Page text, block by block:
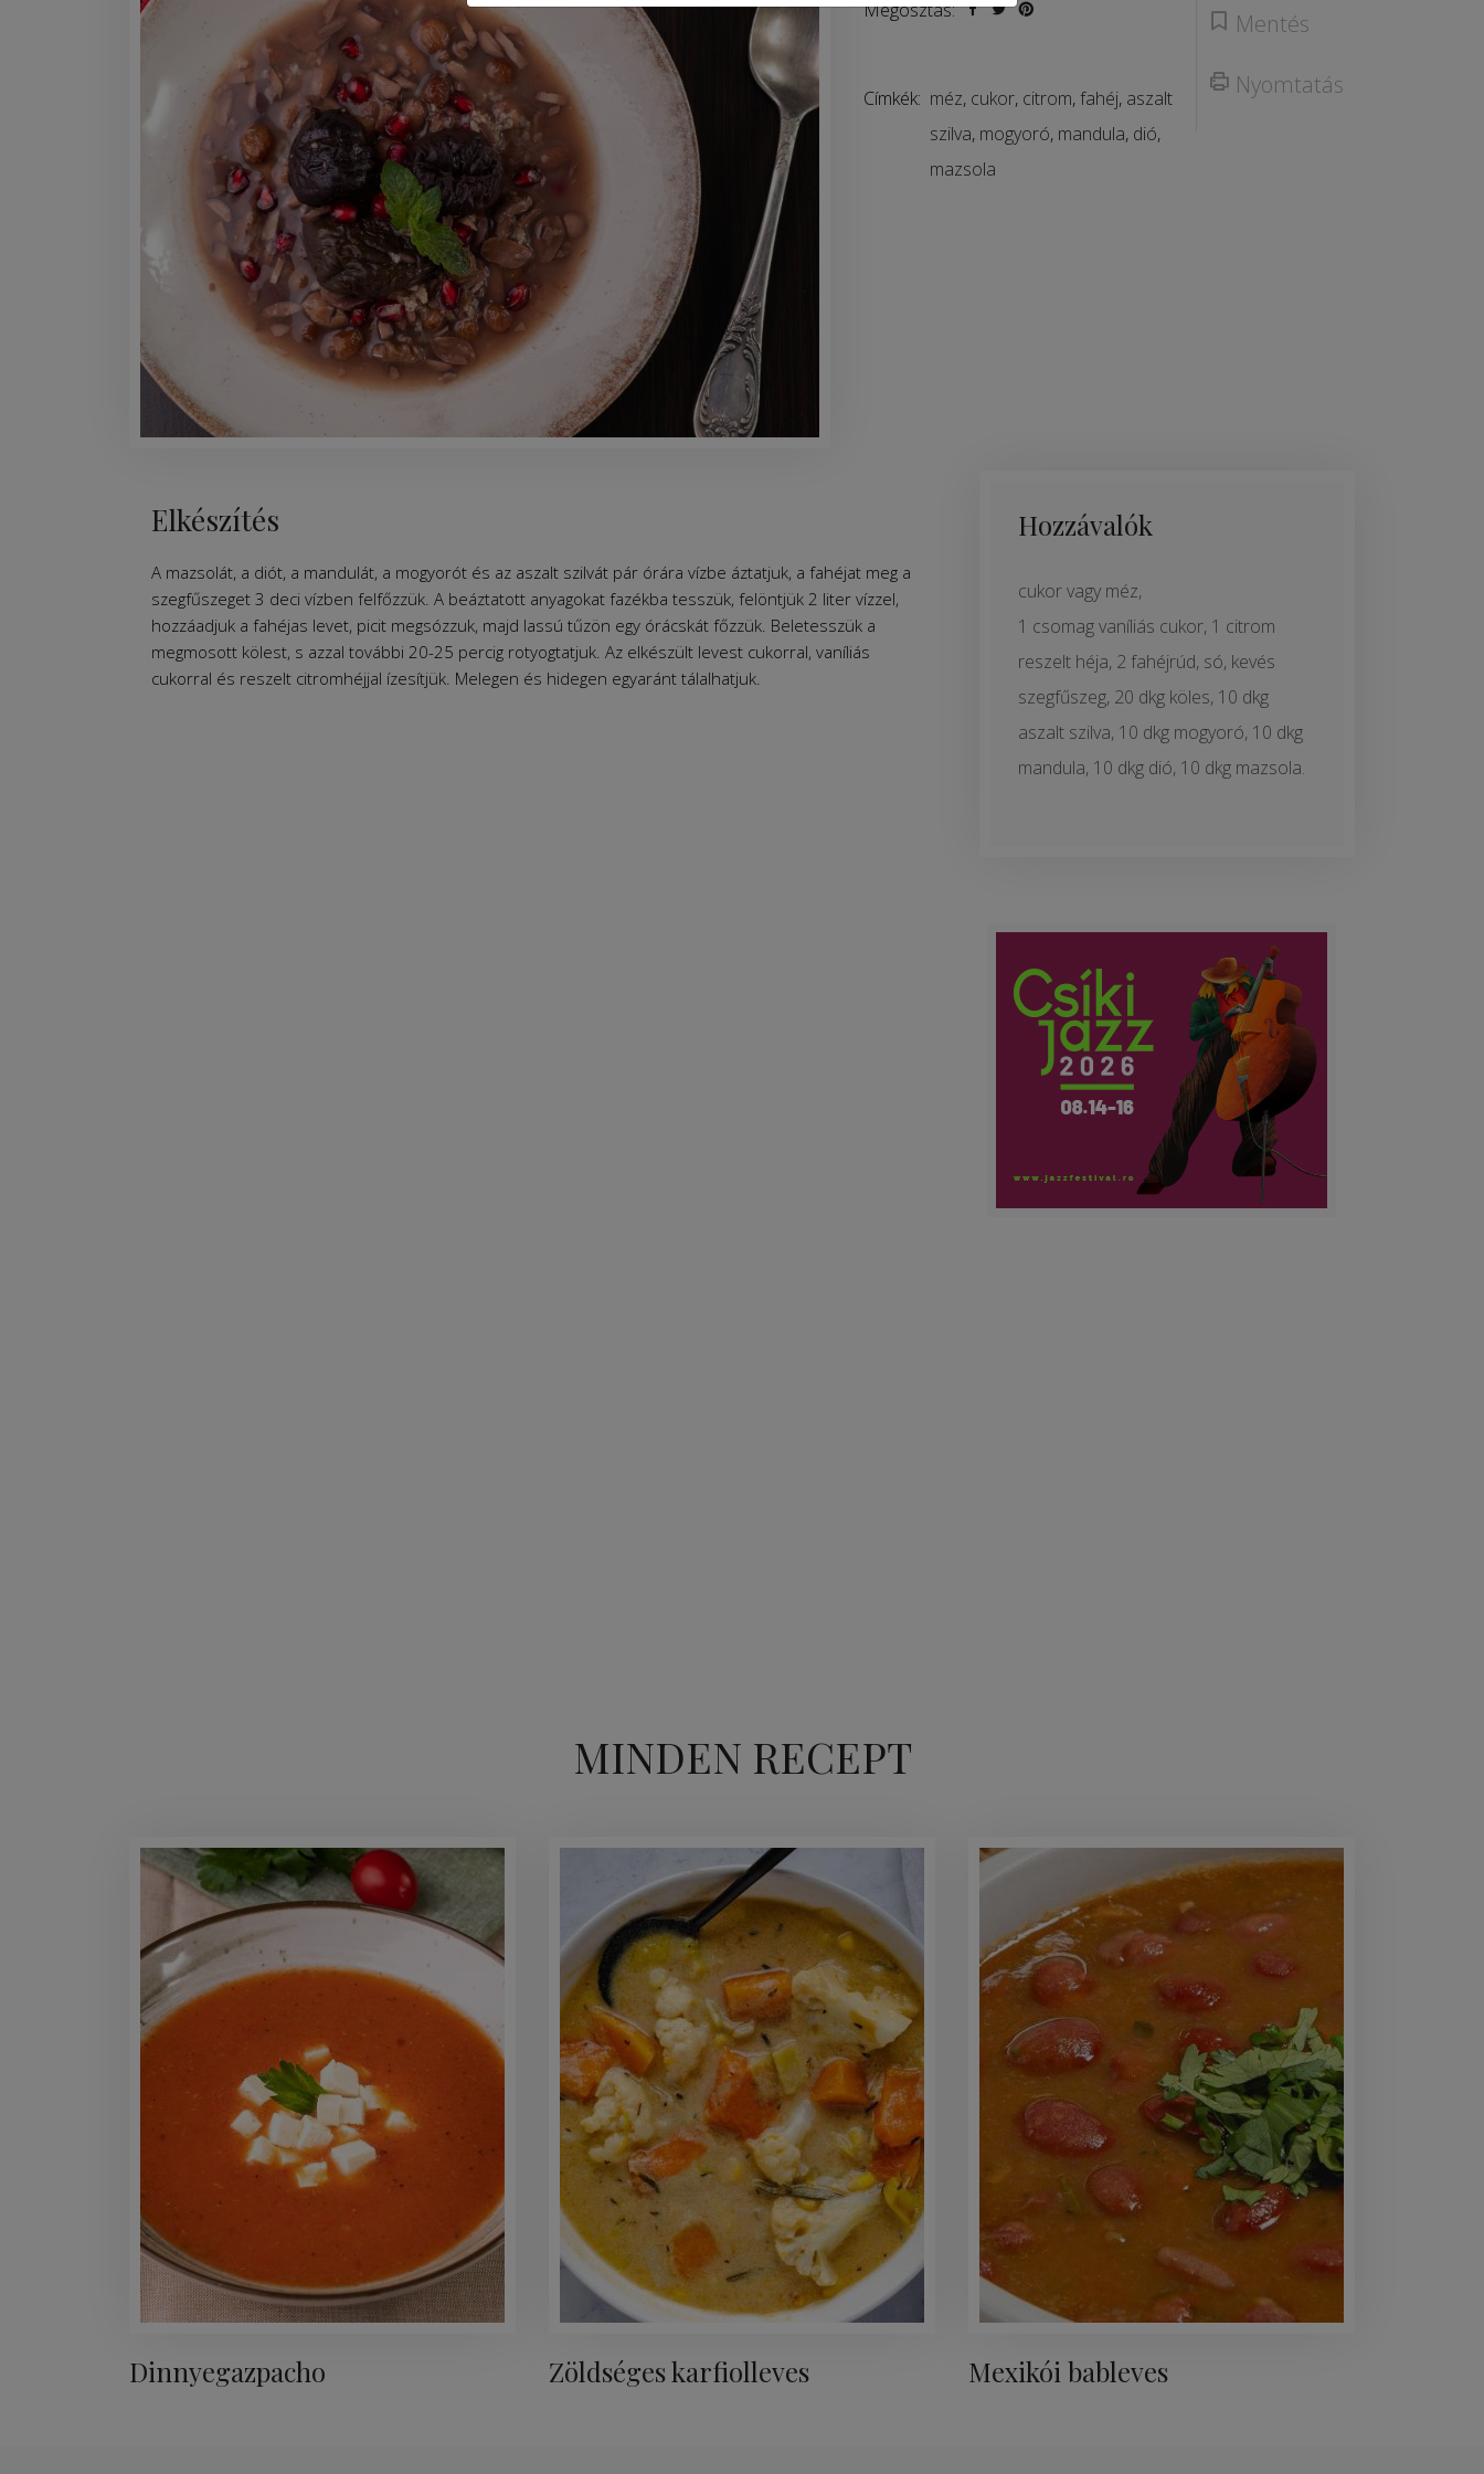
Mentés
Nyomtatás
Megosztás:
Címkék: méz, cukor, citrom,fahéj, aszalt
szilva, mogyoró, mandula, dió,
mazsola
Elkészítés
A mazsolát, a diót, a mandulát, a mogyorót és az aszalt szilvát pár órára vízbe áztatjuk, a fahéjat meg a
szegfűszeget 3 deci vízben felfőzzük. A beáztatott anyagokat fazékba tesszük, felöntjük 2 liter vízzel,
hozzáadjuk a fahéjas levet, picit megsózzuk, majd lassú tűzön egy órácskát főzzük. Beletesszük a
megmosott kölest, s azzal további 20-25 percig rotyogtatjuk. Az elkészült levest cukorral, vaníliás
cukorral és reszelt citromhéjjal ízesítjük. Melegen és hidegen egyaránt tálalhatjuk.
Hozzávalók
cukor vagy méz,
1 csomag vaníliás cukor, 1 citrom
reszelt héja, 2 fahéjrúd, só, kevés
szegfűszeg, 20 dkg köles, 10 dkg
aszalt szilva, 10 dkg mogyoró, 10 dkg
mandula, 10 dkg dió, 10 dkg mazsola.
MINDEN RECEPT
Dinnyegazpacho Zöldséges karfiolleves Mexikói bableves